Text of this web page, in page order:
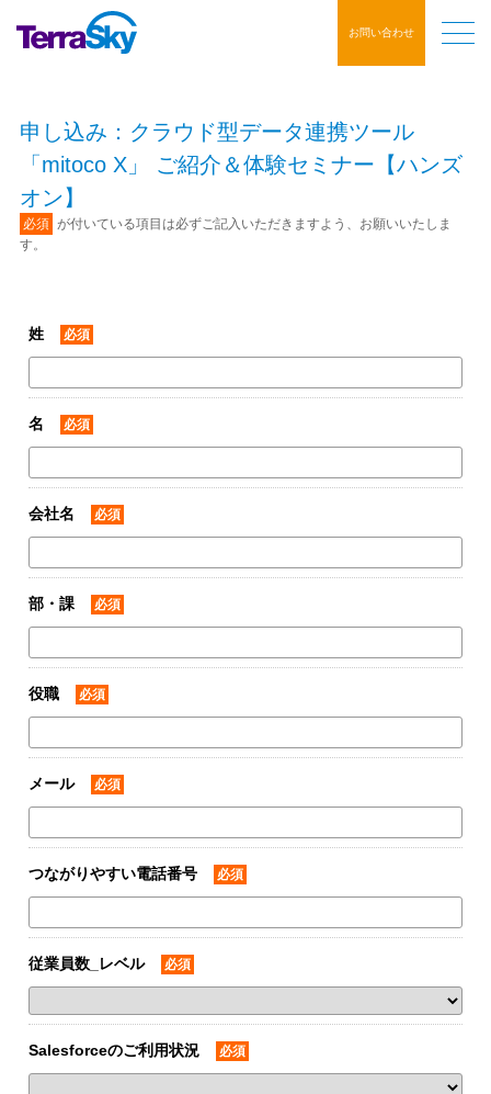
お問い合わせ
申し込み：クラウド型データ連携ツール
「mitoco X」 ご紹介＆体験セミナー【ハンズ
オン】
必須 が付いている項目は必ずご記入いただきますよう、お願いいたしま
す。